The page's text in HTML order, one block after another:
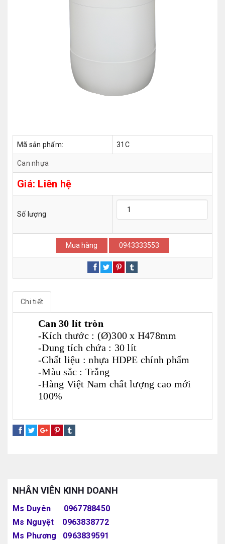
Mã sản phẩm: 31C
Can nhựa
Giá: Liên hệ
Số lượng
Mua hàng 0943333553
Chi tiết
Can 30 lít tròn
-Kích thước : (Ø)300 x H478mm
-Dung tích chứa : 30 lít
-Chất liệu : nhựa HDPE chính phẩm
-Màu sắc : Trắng
-Hàng Việt Nam chất lượng cao mới
100%
NHÂN VIÊN KINH DOANH
Ms Duyên 0967788450
Ms Nguyệt 0963838772
Ms Phương 0963839591